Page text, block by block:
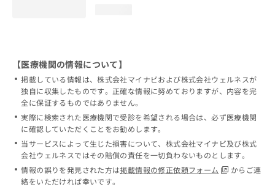
【医療機関の情報について】
掲載している情報は、株式会社マイナビおよび株式会社ウェルネスが
独自に収集したものです。正確な情報に努めておりますが、内容を完
全に保証するものではありません。
実際に検索された医療機関で受診を希望される場合は、必ず医療機関
に確認していただくことをお勧めします。
当サービスによって生じた損害について、株式会社マイナビ及び株式
会社ウェルネスではその賠償の責任を一切負わないものとします。
情報の誤りを発見された方は掲載情報の修正依頼フォーム
からご連
絡をいただければ幸いです。